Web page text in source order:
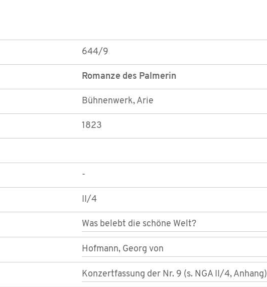
644/9
Romanze des Palmerin
Bühnenwerk, Arie
1823
-
II/4
Was belebt die schöne Welt?
Hofmann, Georg von
Konzertfassung der Nr. 9 (s. NGA II/4, Anhang)